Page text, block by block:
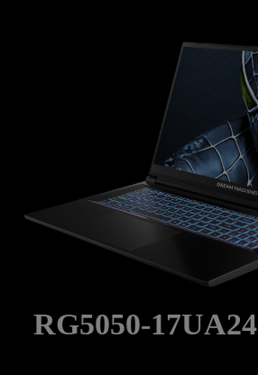
RG5050-17UA24